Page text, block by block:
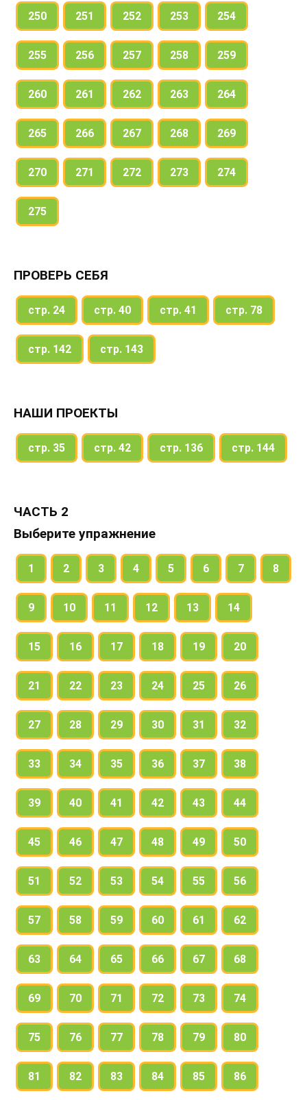
250 251 252 253 254
255 256 257 258 259
260 261 262 263 264
265 266 267 268 269
270 271 272 273 274
275
ПРОВЕРЬ СЕБЯ
стр. 24 стр. 40 стр. 41 стр. 78
стр. 142 стр. 143
НАШИ ПРОЕКТЫ
стр. 35 стр. 42 стр. 136 стр. 144
ЧАСТЬ 2
Выберите упражнение
1 2 3 4 5 6 7 8
9 10 11 12 13 14
15 16 17 18 19 20
21 22 23 24 25 26
27 28 29 30 31 32
33 34 35 36 37 38
39 40 41 42 43 44
45 46 47 48 49 50
51 52 53 54 55 56
57 58 59 60 61 62
63 64 65 66 67 68
69 70 71 72 73 74
75 76 77 78 79 80
81 82 83 84 85 86